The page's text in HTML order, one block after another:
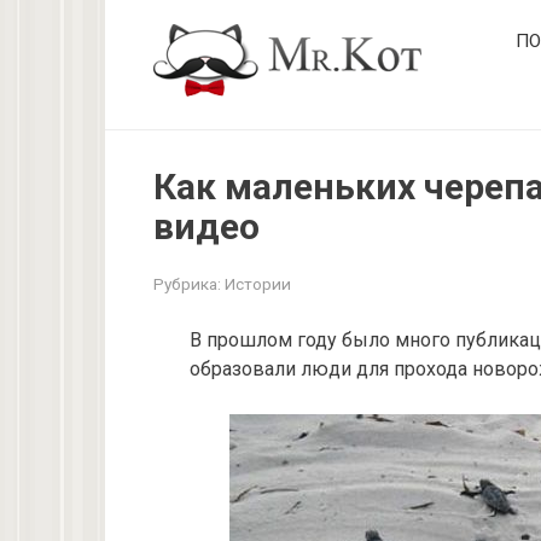
Как маленьких
видео
Рубрика: Истории
В прошлом году было много
образовали люди для прохода